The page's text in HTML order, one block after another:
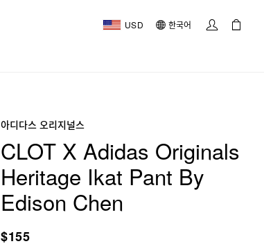
USD 한국어
아디다스 오리지널스
CLOT X Adidas Originals
Heritage Ikat Pant By
Edison Chen
$155